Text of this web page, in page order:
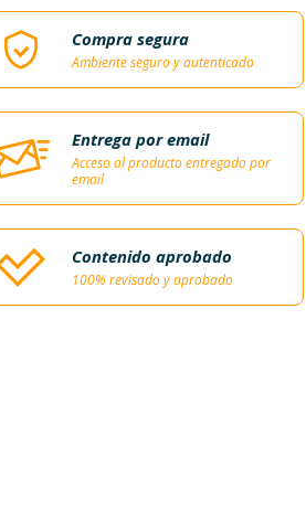
Compra segura
Ambiente seguro y autenticado
Entrega por email
Acceso al producto entregado por
email
Contenido aprobado
100% revisado y aprobado